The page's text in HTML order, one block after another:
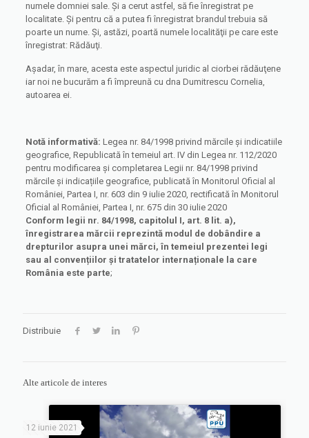
numele domniei sale. Şi a cerut astfel, să fie înregistrat pe
localitate. Şi pentru că a putea fi înregistrat brandul trebuia să
poarte un nume. Și, astăzi, poartă numele localităţii pe care este
înregistrat: Rădăuţi.
Aşadar, în mare, acesta este aspectul juridic al ciorbei rădăuţene
iar noi ne bucurăm a fi împreună cu dna Dumitrescu Cornelia,
autoarea ei.
Notă informativă: Legea nr. 84/1998 privind mărcile și indicatiile
geografice, Republicată în temeiul art. IV din Legea nr. 112/2020
pentru modificarea și completarea Legii nr. 84/1998 privind
mărcile și indicațiile geografice, publicată în Monitorul Oficial al
României, Partea I, nr. 603 din 9 iulie 2020, rectificată în Monitorul
Oficial al României, Partea I, nr. 675 din 30 iulie 2020
Conform legii nr. 84/1998, capitolul I, art. 8 lit. a),
înregistrarea mărcii reprezintă modul de dobândire a
drepturilor asupra unei mărci, în temeiul prezentei legi
sau al convențiilor și tratatelor internaționale la care
România este parte;
Distribuie
Alte articole de interes
12 iunie 2021